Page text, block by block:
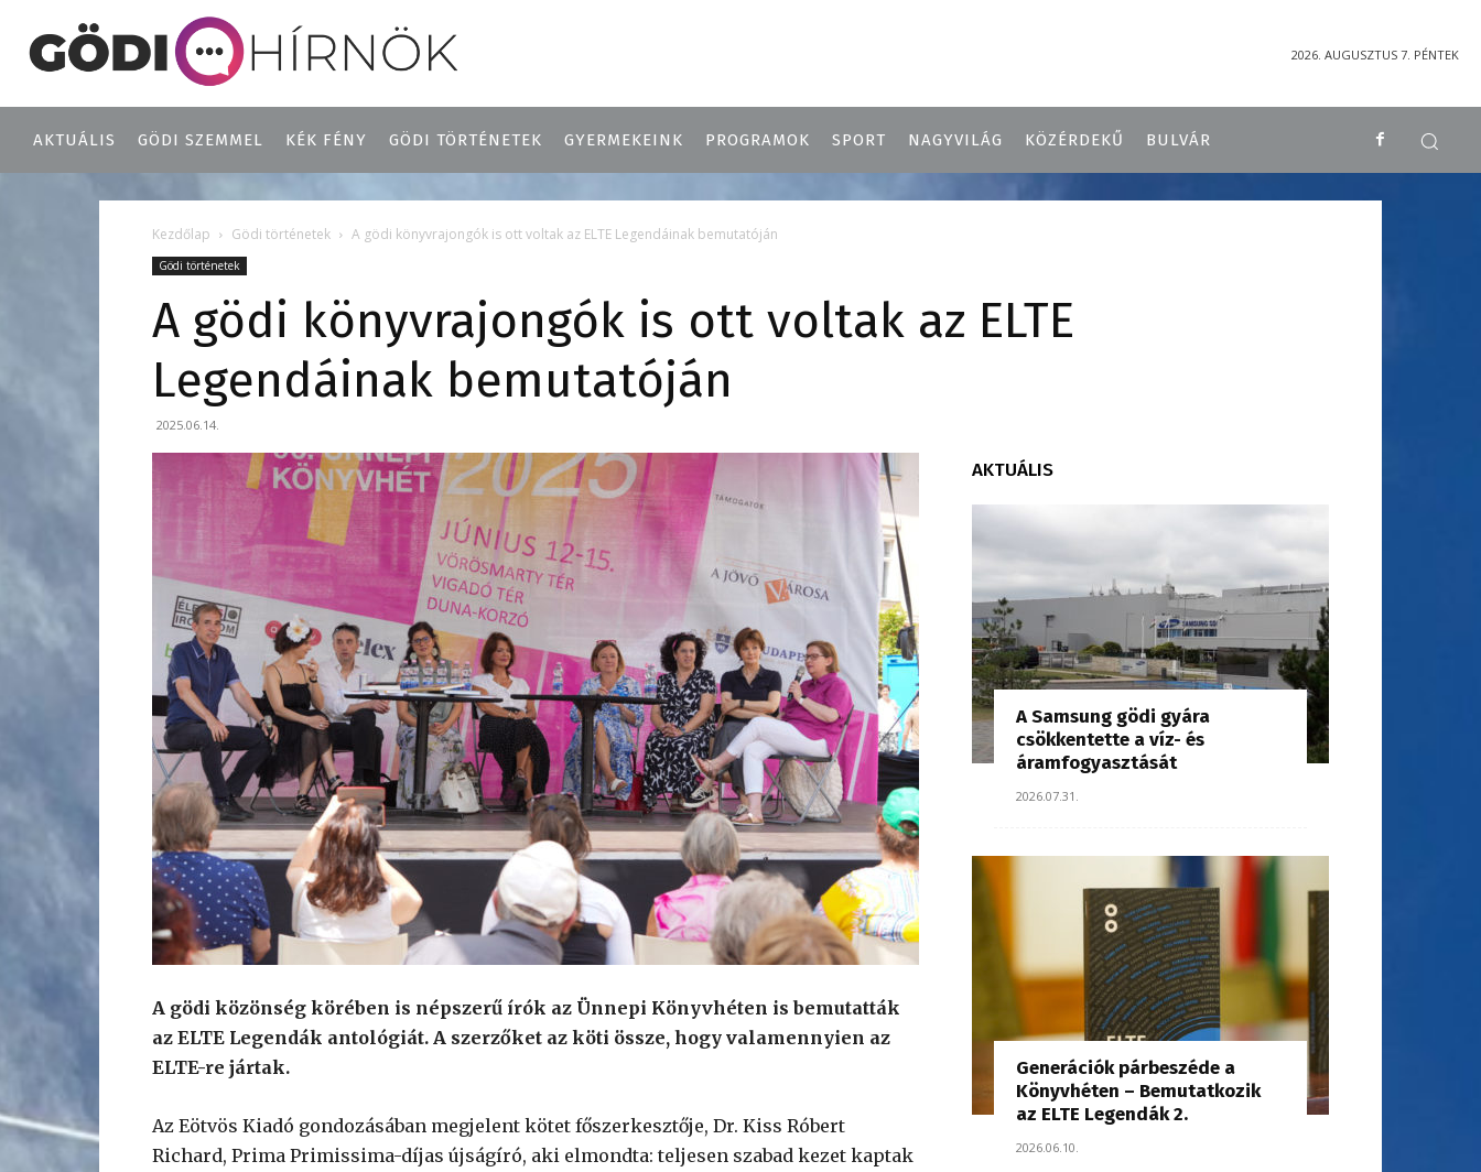
2026. AUGUSZTUS 7. PÉNTEK
AKTUÁLIS GÖDI SZEMMEL KÉK FÉNY GÖDI TÖRTÉNETEK GYERMEKEINK PROGRAMOK SPORT NAGYVILÁG KÖZÉRDEKŰ BULVÁR
Kezdőlap Gödi történetek A gödi könyvrajongók is ott voltak az ELTE Legendáinak bemutatóján
Gödi történetek
A gödi könyvrajongók is ott voltak az ELTE
Legendáinak bemutatóján
2025.06.14.
A gödi közönség körében is népszerű írók az Ünnepi Könyvhéten is bemutatták
az ELTE Legendák antológiát. A szerzőket az köti össze, hogy valamennyien az
ELTE-re jártak.
Az Eötvös Kiadó gondozásában megjelent kötet főszerkesztője, Dr. Kiss Róbert
Richard, Prima Primissima-díjas újságíró, aki elmondta: teljesen szabad kezet kaptak
AKTUÁLIS
A Samsung gödi gyára
csökkentette a víz- és
áramfogyasztását
2026.07.31.
Generációk párbeszéde a
Könyvhéten – Bemutatkozik
az ELTE Legendák 2.
2026.06.10.